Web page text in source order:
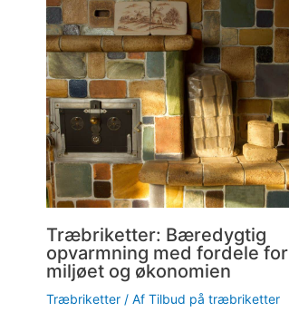
Træbriketter: Bæredygtig
opvarmning med fordele for
miljøet og økonomien
Træbriketter / Af Tilbud på træbriketter